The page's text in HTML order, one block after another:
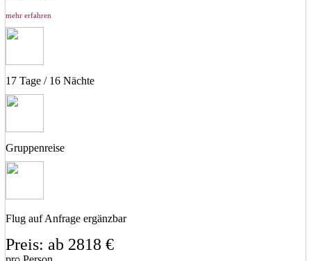
mehr erfahren
17 Tage / 16 Nächte
Gruppenreise
Flug auf Anfrage ergänzbar
Preis: ab 2818 €